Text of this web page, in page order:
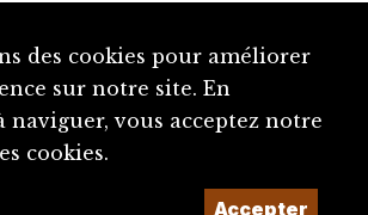
des cookies pour améliorer
sur notre site. En
naviguer, vous acceptez notre
cookies.
Accepter